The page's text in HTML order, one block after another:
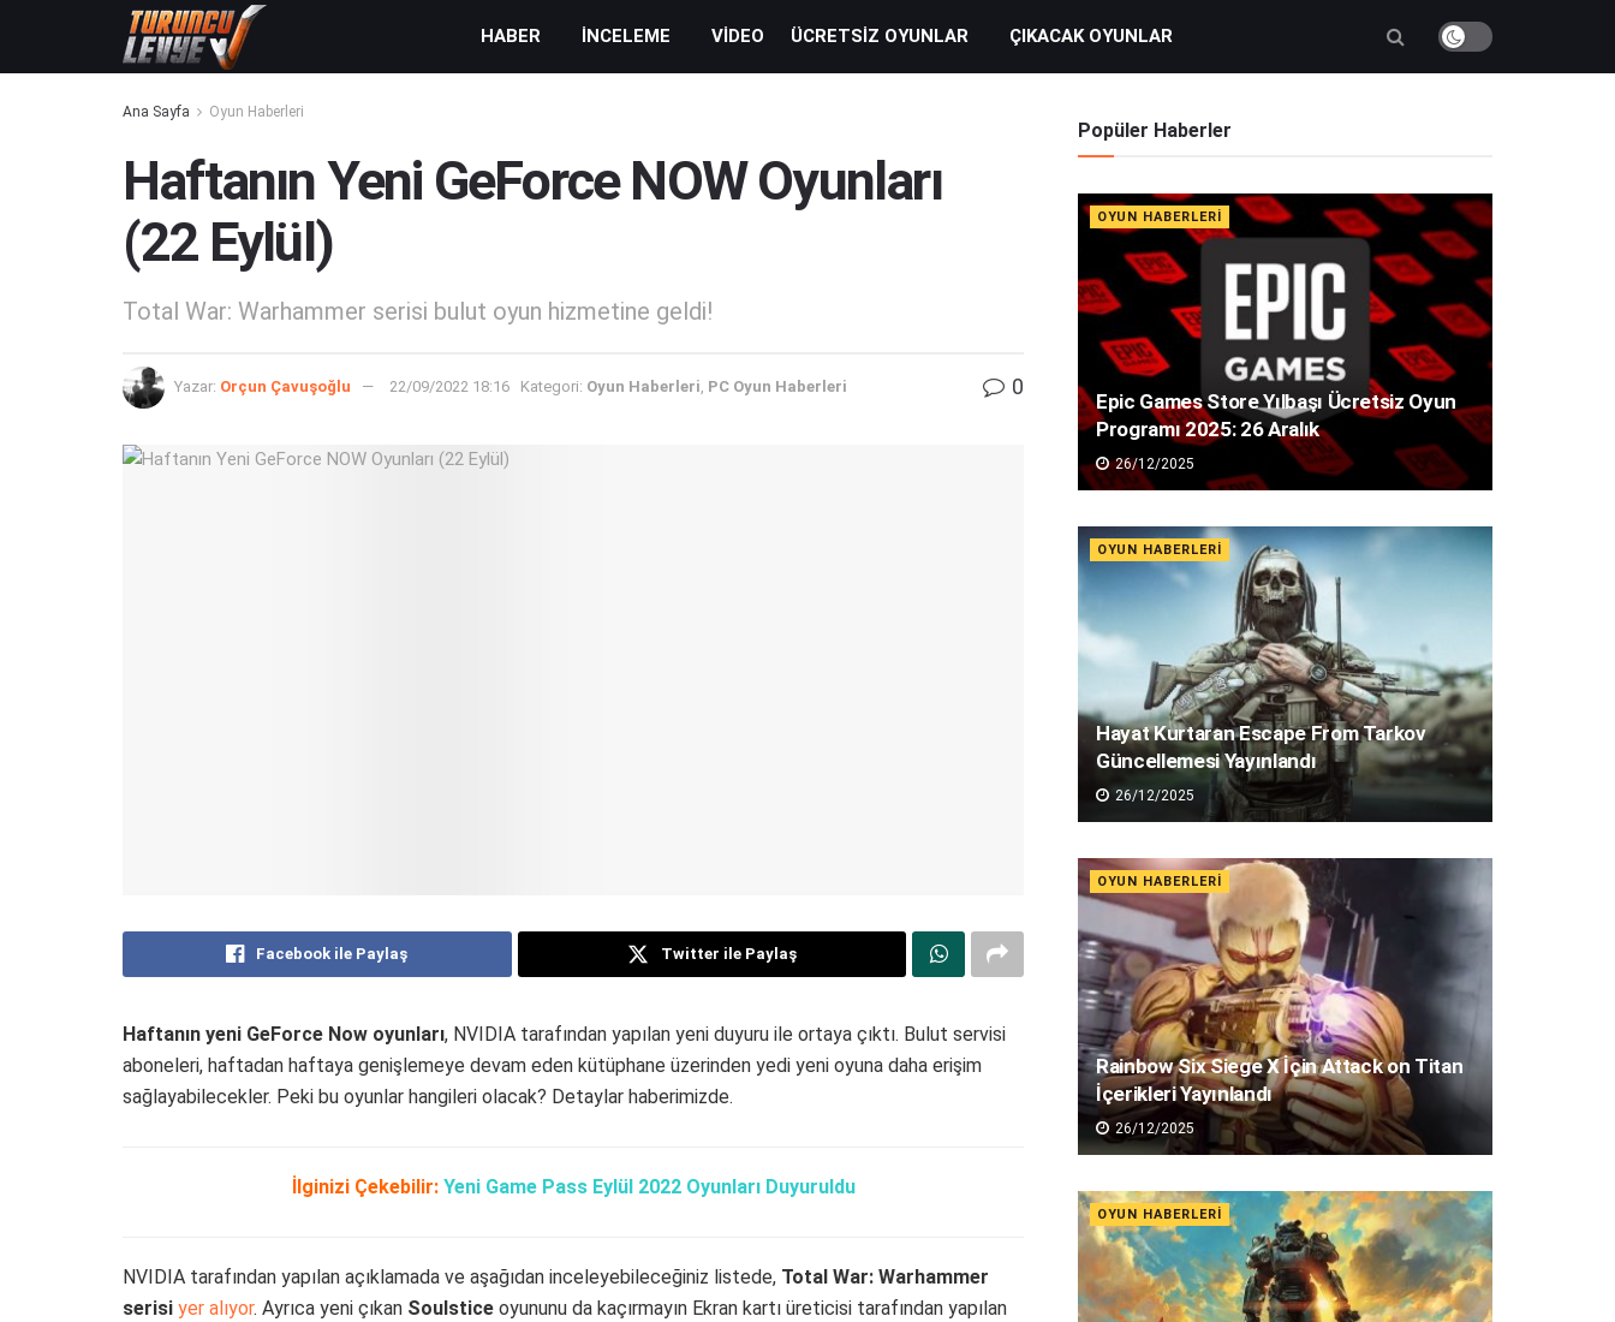
HABER İNCELEME VIDEO ÜCRETSIZ OYUNLAR ÇIKACAK OYUNLAR
Ana Sayfa Oyun Haberleri
Haftanın Yeni GeForce NOW Oyunları
(22 Eylül)
Total War: Warhammer serisi bulut oyun hizmetine geldi!
Yazar: Orçun Çavuşoğlu 22/09/2022 18:16 Kategori: Oyun Haberleri PC Oyun Haberleri 0
Facebook ile Paylaş Twitter ile Paylaş
Haftanın yeni GeForce Now oyunları, NVIDIA tarafından yapılan yeni duyuru ile ortaya çıktı. Bulut servisi
aboneleri, haftadan haftaya genişlemeye devam eden kütüphane üzerinden yedi yeni oyuna daha erişim
sağlayabilecekler. Peki bu oyunlar hangileri olacak? Detaylar haberimizde.
İlginizi Çekebilir: Yeni Game Pass Eylül 2022 Oyunları Duyuruldu
NVIDIA tarafından yapılan açıklamada ve aşağıdan inceleyebileceğiniz listede, Total War: Warhammer
serisi yer alıyor. Ayrıca yeni çıkan Soulstice oyununu da kaçırmayın Ekran kartı üreticisi tarafından yapılan
Popüler Haberler
OYUN HABERLERI
Epic Games Store Yılbaşı Ücretsiz Oyun
Programı 2025: 26 Aralık
26/12/2025
OYUN HABERLERI
Hayat Kurtaran Escape From Tarkov
Güncellemesi Yayınlandı
26/12/2025
OYUN HABERLERI
Rainbow Six Siege X İçin Attack on Titan
İçerikleri Yayınlandı
26/12/2025
OYUN HABERLERI